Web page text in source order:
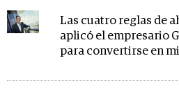
Las cuatro reglas de
aplicó el empresario
para convertirse en